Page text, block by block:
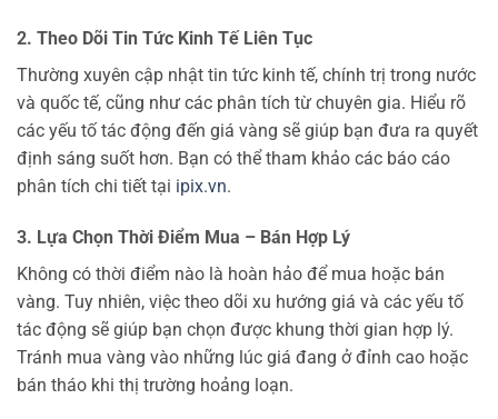
2. Theo Dõi Tin Tức Kinh Tế Liên Tục
Thường xuyên cập nhật tin tức kinh tế, chính trị trong nước
và quốc tế, cũng như các phân tích từ chuyên gia. Hiểu rõ
các yếu tố tác động đến giá vàng sẽ giúp bạn đưa ra quyết
định sáng suốt hơn. Bạn có thể tham khảo các báo cáo
phân tích chi tiết tại ipix.vn.
3. Lựa Chọn Thời Điểm Mua – Bán Hợp Lý
Không có thời điểm nào là hoàn hảo để mua hoặc bán
vàng. Tuy nhiên, việc theo dõi xu hướng giá và các yếu tố
tác động sẽ giúp bạn chọn được khung thời gian hợp lý.
Tránh mua vàng vào những lúc giá đang ở đỉnh cao hoặc
bán tháo khi thị trường hoảng loạn.